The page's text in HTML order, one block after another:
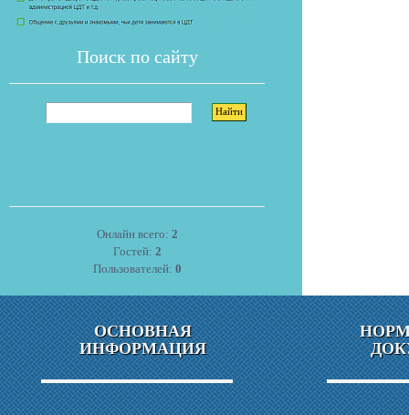
Поиск по сайту
Онлайн всего: 2
Гостей: 2
Пользователей: 0
ОСНОВНАЯ
ИНФОРМАЦИЯ